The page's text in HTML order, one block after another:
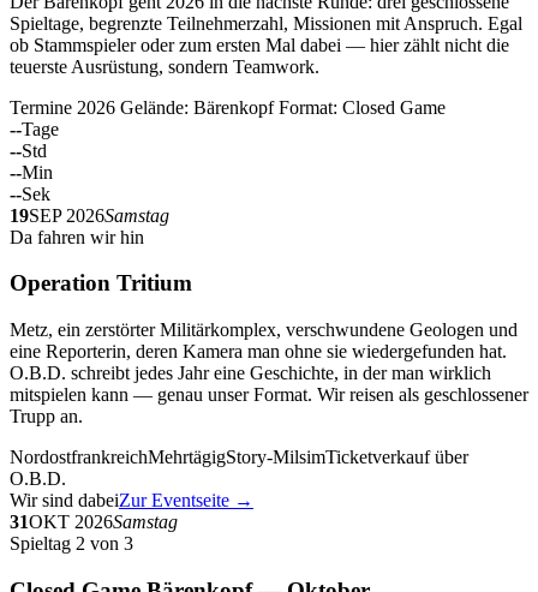
Spieltage, begrenzte Teilnehmerzahl, Missionen mit Anspruch. Egal
ob Stammspieler oder zum ersten Mal dabei — hier zählt nicht die
teuerste Ausrüstung, sondern Teamwork.
Termine 2026 Gelände: Bärenkopf Format: Closed Game
--Tage
--Std
--Min
--Sek
19SEP 2026Samstag
Da fahren wir hin
Operation Tritium
Metz, ein zerstörter Militärkomplex, verschwundene Geologen und
eine Reporterin, deren Kamera man ohne sie wiedergefunden hat.
O.B.D. schreibt jedes Jahr eine Geschichte, in der man wirklich
mitspielen kann — genau unser Format. Wir reisen als geschlossener
Trupp an.
NordostfrankreichMehrtägigStory-MilsimTicketverkauf über
O.B.D.
Wir sind dabeiZur Eventseite →
31OKT 2026Samstag
Spieltag 2 von 3